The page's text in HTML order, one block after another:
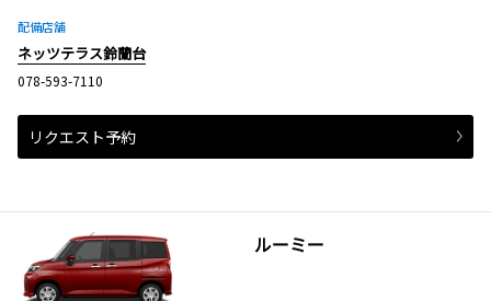
配備店舗
ネッツテラス鈴蘭台
078-593-7110
リクエスト予約
ルーミー